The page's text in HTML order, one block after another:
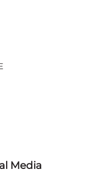
Media